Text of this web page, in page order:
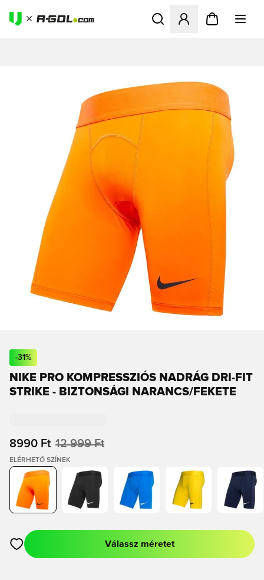
Megnyit egy modált a
-31%
NIKE PRO KOMPRESSZIÓS NADRÁG DRI-FIT
STRIKE - BIZTONSÁGI NARANCS/FEKETE
8990 Ft 12 999 Ft
ELÉRHETŐ SZÍNEK
Megnyit egy modált a bejelentkezéshez vagy a tagként való
Válassz méretet